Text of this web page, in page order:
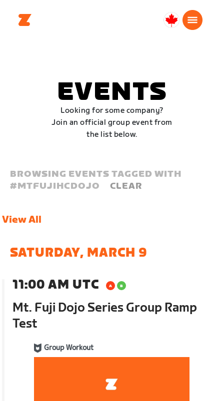
Canada
EVENTS
Looking for some company?
Join an official group event from
the list below.
BROWSING EVENTS TAGGED WITH
#MTFUJIHCDOJO CLEAR
View All
SATURDAY, MARCH 9
11:00 AM UTC
Mt. Fuji Dojo Series Group Ramp
Test
Group Workout